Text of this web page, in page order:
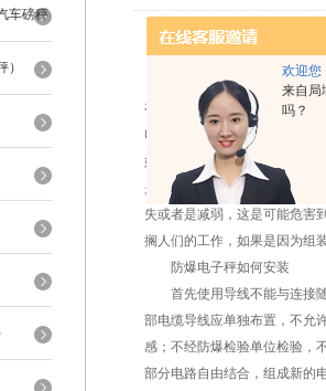
欢迎您
来自局
吗？
车磅秤
防爆电子秤的结构是比较
有一定的实践能力，一般安装
电子秤复杂一点，所以安装需
始就要组装的时候就要好好的
是严格按照说明书来组装的话
失或者是减弱，这是可能危害
搁人们的工作，如果是因为组
防爆电子秤如何安装
首先使用导线不能与连接随
部电缆导线应单独布置，不允
感；不经防爆检验单位检验，
部分电路自由结合，组成新的